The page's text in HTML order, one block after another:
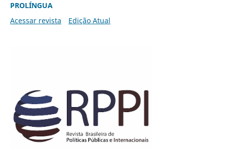
PROLÍNGUA
Acessar revista
Edição Atual